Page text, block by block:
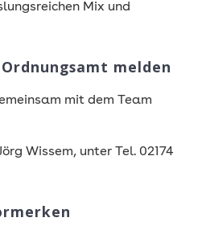
Mix und
melden
mit dem Team
Wissem, unter Tel. 02174